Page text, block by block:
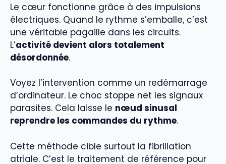
Le cœur fonctionne grâce à des impulsions
électriques. Quand le rythme s’emballe, c’est
une véritable pagaille dans les circuits.
L’activité devient alors totalement
désordonnée.
Voyez l’intervention comme un redémarrage
d’ordinateur. Le choc stoppe net les signaux
parasites. Cela laisse le nœud sinusal
reprendre les commandes du rythme.
Cette méthode cible surtout la fibrillation
atriale. C’est le traitement de référence pour